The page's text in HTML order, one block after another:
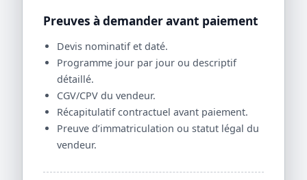
Preuves à demander avant paiement
Devis nominatif et daté.
Programme jour par jour ou descriptif
détaillé.
CGV/CPV du vendeur.
Récapitulatif contractuel avant paiement.
Preuve d’immatriculation ou statut légal du
vendeur.